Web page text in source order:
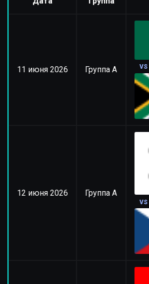
11 июня 2026 Группа A VS
12 июня 2026 Группа A
VS